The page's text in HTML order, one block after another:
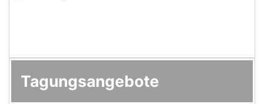
Tagungsangebote